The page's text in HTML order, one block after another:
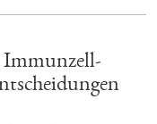
Immunzell-